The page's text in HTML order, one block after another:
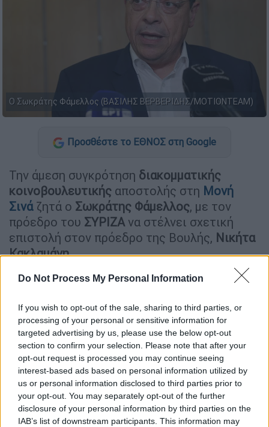
Do Not Process My Personal Information
If you wish to opt-out of the sale, sharing to third parties, or
processing of your personal or sensitive information for
targeted advertising by us, please use the below opt-out
section to confirm your selection. Please note that after your
opt-out request is processed you may continue seeing
interest-based ads based on personal information utilized by
us or personal information disclosed to third parties prior to
your opt-out. You may separately opt-out of the further
disclosure of your personal information by third parties on the
IAB’s list of downstream participants. This information may
Ο Σωκράτης Φάμελλος (ΒΑΣΙΛΗΣ ΒΕΡΒΕΡΙΔΗΣ/ΜΟΤΙΟΝΤΕΑΜ)
Προσθέστε το ΕΘΝΟΣ στη Google
Την άμεση συγκρότηση διακομματικής
κοινοβουλευτικής αποστολής στη Μονή
Σινάζητά ο Σωκράτης Φάμελλος, με τον
πρόεδρο του ΣΥΡΙΖΑ να στέλνει σχετική
επιστολή στον πρόεδρο της Βουλής, Νικήτα
Κακλαμάνη.
ΔΙΑΒΑΣΤΕ ΕΠΙΣΗΣ
Πολιτική|24.05.2025 14:57
Φάμελλος: Στέλνουμε μήνυμα
ανθρωπιάς, αλληλεγγύης και
στήριξης σε ολόκληρο τον
παλαιστινιακό λαό